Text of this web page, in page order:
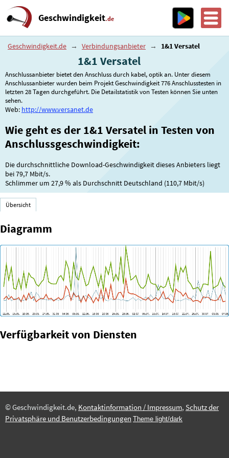
Geschwindigkeit.de
Geschwindigkeit.de → Verbindungsanbieter → 1&1 Versatel
1&1 Versatel
Anschlussanbieter bietet den Anschluss durch kabel, optik an. Unter diesem
Anschlussanbieter wurden beim Projekt Geschwindigkeit 776 Anschlusstesten in
letzten 28 Tagen durchgeführt. Die Detailstatistik von Testen können Sie unten
sehen.
Web: http://www.versanet.de
Wie geht es der 1&1 Versatel in Testen von
Anschlussgeschwindigkeit:
Die durchschnittliche Download-Geschwindigkeit dieses Anbieters liegt
bei 79,7 Mbit/s.
Schlimmer um 27,9 % als Durchschnitt Deutschland (110,7 Mbit/s)
Übersicht
Diagramm
Verfügbarkeit von Diensten
© Geschwindigkeit.de, Kontaktinformation / Impressum, Schutz der
Privatsphäre und Benutzerbedingungen Theme light/dark